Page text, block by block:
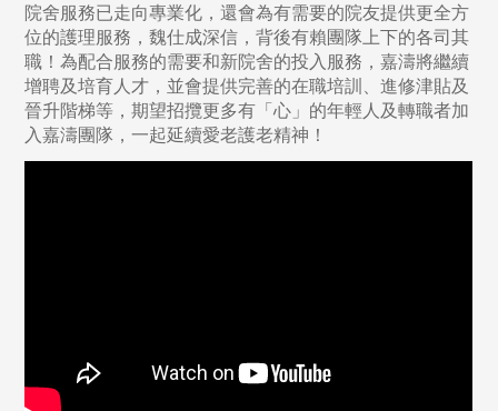
院舍服務已走向專業化，還會為有需要的院友提供更全方
位的護理服務，魏仕成深信，背後有賴團隊上下的各司其
職！為配合服務的需要和新院舍的投入服務，嘉濤將繼續
增聘及培育人才，並會提供完善的在職培訓、進修津貼及
晉升階梯等，期望招攬更多有「心」的年輕人及轉職者加
入嘉濤團隊，一起延續愛老護老精神！